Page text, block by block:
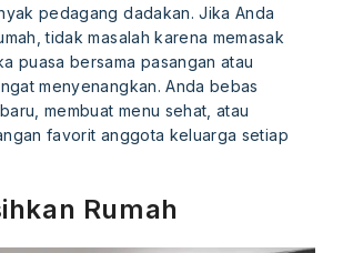
pedagang dadakan. Jika Anda
tidak masalah karena memasak
puasa bersama pasangan atau
menyenangkan. Anda bebas
membuat menu sehat, atau
favorit anggota keluarga setiap
Rumah